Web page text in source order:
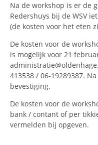
Na de workshop is er de
Redershuys bij de WSV
(de kosten voor het eten
De kosten voor de
is mogelijk voor 21
413538 / 06-19289387.
bevestiging.
De kosten voor de
bank / contant of per
vermelden bij opgeven.